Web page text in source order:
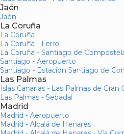
Jaén
Jaén
La Coruña
La Coruña
La Coruña - Ferrol
La Coruña - Santiago de
Santiago - Aeropuerto
Santiago - Estación Santiago de
Las Palmas
Islas Canarias - Las Palmas de Gran
Las Palmas - Sebadal
Madrid
Madrid - Aeropuerto
Madrid - Alcalá de Henares